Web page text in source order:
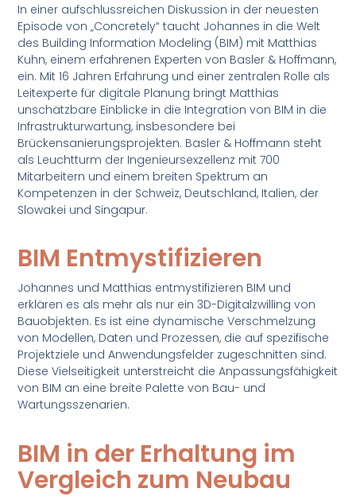
In einer aufschlussreichen Diskussion in der neuesten
Episode von „Concretely“ taucht Johannes in die Welt
des Building Information Modeling (BIM) mit Matthias
Kuhn, einem erfahrenen Experten von Basler & Hoffmann,
ein. Mit 16 Jahren Erfahrung und einer zentralen Rolle als
Leitexperte für digitale Planung bringt Matthias
unschätzbare Einblicke in die Integration von BIM in die
Infrastrukturwartung, insbesondere bei
Brückensanierungsprojekten. Basler & Hoffmann steht
als Leuchtturm der Ingenieursexzellenz mit 700
Mitarbeitern und einem breiten Spektrum an
Kompetenzen in der Schweiz, Deutschland, Italien, der
Slowakei und Singapur.
BIM Entmystifizieren
Johannes und Matthias entmystifizieren BIM und
erklären es als mehr als nur ein 3D-Digitalzwilling von
Bauobjekten. Es ist eine dynamische Verschmelzung
von Modellen, Daten und Prozessen, die auf spezifische
Projektziele und Anwendungsfelder zugeschnitten sind.
Diese Vielseitigkeit unterstreicht die Anpassungsfähigkeit
von BIM an eine breite Palette von Bau- und
Wartungsszenarien.
BIM in der Erhaltung im
Vergleich zum Neubau